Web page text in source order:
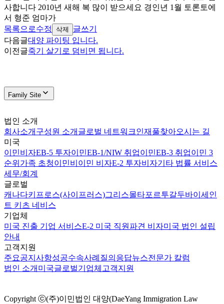
사합니다 2010년 새해 복 많이 받으세요 경인년 1월 토론토에
서 형준 엄마가
목록으로수정 삭제
글쓰기
다음글대양 파이팅 입니다.
이전글죽기 살기로 덤비면 됩니다.
Family Site
법인 소개
회사소개 구성원 소개 글로벌 네트워크인재풀찾아오시는 길
미국
이민비자EB-5 투자이민EB-1/NIW 취업이민EB-3 취업이민 3
순위 가족 초청이민비이민 비자E-2 투자비자기타 법률 서비스
세무/회계
글로벌
캐나다키프로스(사이프러스)그리스몰타포르투갈두바이 세인
트 키츠 네비스
기업체
미국 진출 기업 서비스E-2 미국 직원파견 비자미국 법인 설립
안내
고객지원
주요공지사항성공수속사례 질의응답뉴스전문가 칼럼
법인 소개 미국글로벌기업체 고객지원
Copyright ⓒ(주)이민법인 대양(DaeYang Immigration Law